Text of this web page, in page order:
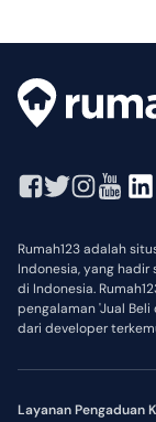
Rumah123 adalah
Indonesia, yang
di Indonesia.
pengalaman 'Jual
dari developer
Layanan Pengaduan